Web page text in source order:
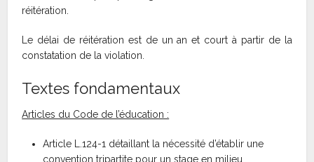
réitération.
Le délai de réitération est de un an et court à partir de la
constatation de la violation.
Textes fondamentaux
Articles du Code de l’éducation :
Article L.124-1 détaillant la nécessité d’établir une
convention tripartite pour un stage en milieu